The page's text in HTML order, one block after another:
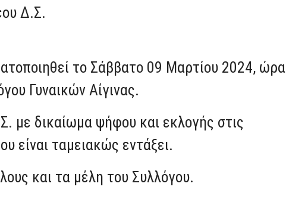
Δ.Σ.
το Σάββατο 09 Μαρτίου 2024, ώρα
Γυναικών Αίγινας.
με δικαίωμα ψήφου και εκλογής στις
είναι ταμειακώς εντάξει.
και τα μέλη του Συλλόγου.